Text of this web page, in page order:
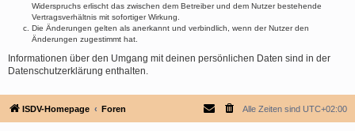
Widerspruchs erlischt das zwischen dem Betreiber und dem Nutzer bestehende
Vertragsverhältnis mit sofortiger Wirkung.
Die Änderungen gelten als anerkannt und verbindlich, wenn der Nutzer den
Änderungen zugestimmt hat.
Informationen über den Umgang mit deinen persönlichen Daten sind in der
Datenschutzerklärung enthalten.
ISDV-Homepage Foren Alle Zeiten sind UTC+02:00